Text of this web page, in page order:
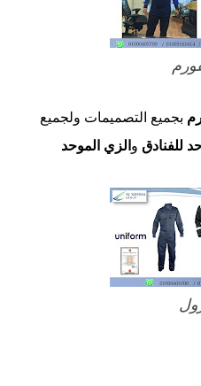
بجميع التصميمات ولجميع
للفنادق والزي الموحد